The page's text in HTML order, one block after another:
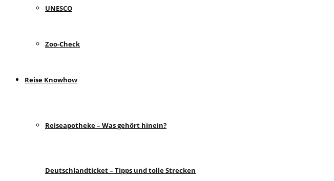
UNESCO
Zoo-Check
Reise Knowhow
Reiseapotheke – Was gehört hinein?
Deutschlandticket – Tipps und tolle Strecken